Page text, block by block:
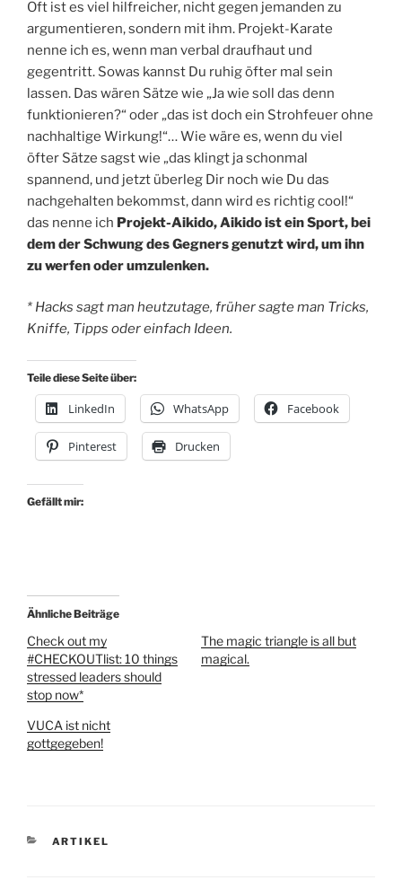
Oft ist es viel hilfreicher, nicht gegen jemanden zu
argumentieren, sondern mit ihm. Projekt-Karate
nenne ich es, wenn man verbal draufhaut und
gegentritt. Sowas kannst Du ruhig öfter mal sein
lassen. Das wären Sätze wie „Ja wie soll das denn
funktionieren?“ oder „das ist doch ein Strohfeuer ohne
nachhaltige Wirkung!“… Wie wäre es, wenn du viel
öfter Sätze sagst wie „das klingt ja schonmal
spannend, und jetzt überleg Dir noch wie Du das
nachgehalten bekommst, dann wird es richtig cool!“
das nenne ich Projekt-Aikido, Aikido ist ein Sport, bei
dem der Schwung des Gegners genutzt wird, um ihn
zu werfen oder umzulenken.
* Hacks sagt man heutzutage, früher sagte man Tricks,
Kniffe, Tipps oder einfach Ideen.
Teile diese Seite über:
LinkedIn WhatsApp Facebook
Pinterest Drucken
Gefällt mir:
Ähnliche Beiträge
Check out my
#CHECKOUTlist: 10 things
stressed leaders should
stop now*
The magic triangle is all but
magical.
VUCA ist nicht
gottgegeben!
KATEGORIEN
ARTIKEL